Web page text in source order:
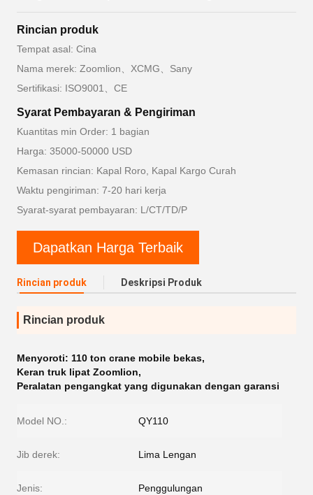
Rincian produk
Tempat asal: Cina
Nama merek: Zoomlion、XCMG、Sany
Sertifikasi: ISO9001、CE
Syarat Pembayaran & Pengiriman
Kuantitas min Order: 1 bagian
Harga: 35000-50000 USD
Kemasan rincian: Kapal Roro, Kapal Kargo Curah
Waktu pengiriman: 7-20 hari kerja
Syarat-syarat pembayaran: L/CT/TD/P
Dapatkan Harga Terbaik
Rincian produk Deskripsi Produk
Rincian produk
Menyoroti: 110 ton crane mobile bekas,
Keran truk lipat Zoomlion,
Peralatan pengangkat yang digunakan dengan garansi
Model NO.: QY110
Jib derek: Lima Lengan
Jenis: Penggulungan